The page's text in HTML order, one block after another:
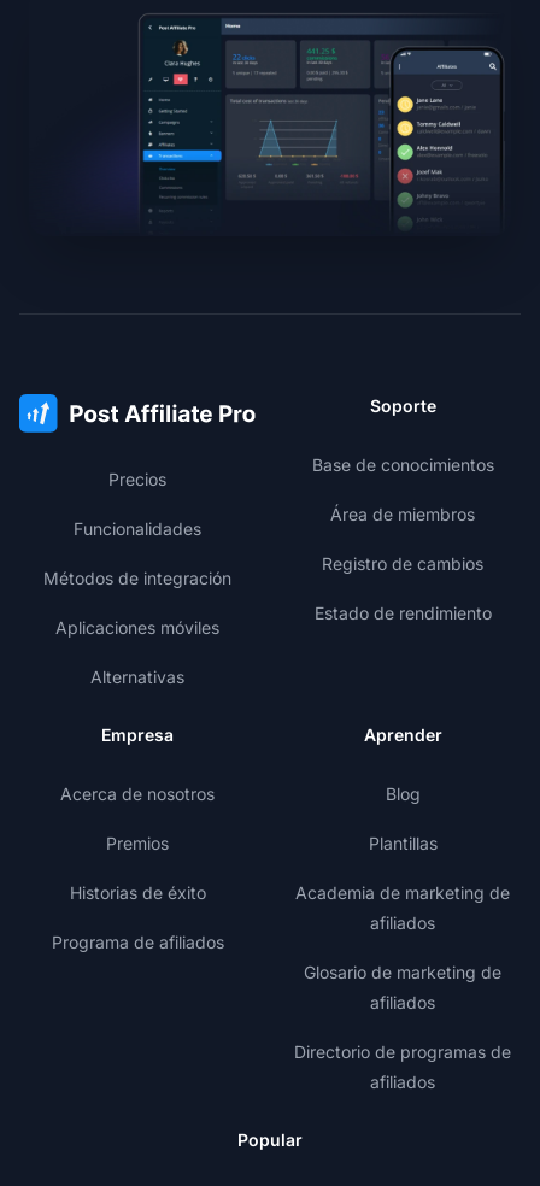
Precios
Funcionalidades
Métodos de integración
Aplicaciones móviles
Alternativas
Soporte
Base de conocimientos
Área de miembros
Registro de cambios
Estado de rendimiento
Empresa
Acerca de nosotros
Premios
Historias de éxito
Programa de afiliados
Aprender
Blog
Plantillas
Academia de marketing de
afiliados
Glosario de marketing de
afiliados
Directorio de programas de
afiliados
Popular